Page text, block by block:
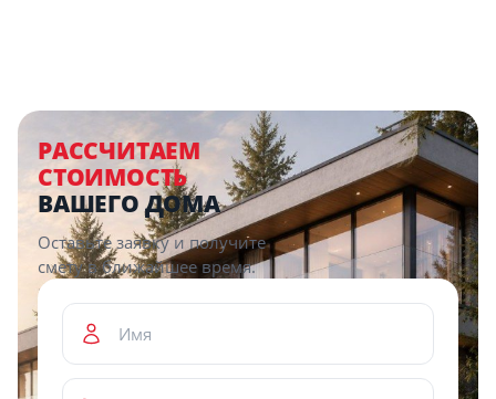
РАССЧИТАЕМ
СТОИМОСТЬ
ВАШЕГО ДОМА
Оставьте заявку и получите
смету в ближайшее время.